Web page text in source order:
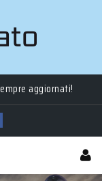
in vendita!
aggiornati!